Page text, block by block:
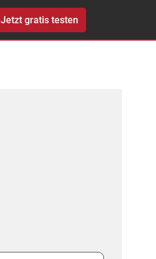
Jetzt gratis testen